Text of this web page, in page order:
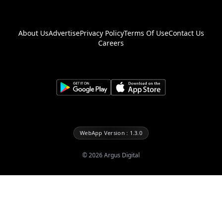
About UsAdvertisePrivacy PolicyTerms Of UseContact Us
Careers
WebApp Version : 1.3.0
©2026Argus Digital